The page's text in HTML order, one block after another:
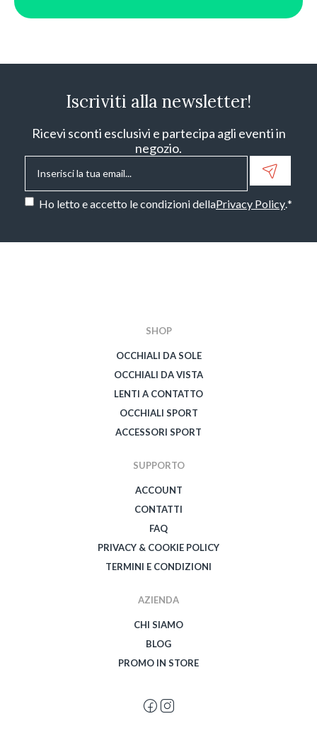
Iscriviti alla newsletter!
Ricevi sconti esclusivi e partecipa agli eventi in
negozio.
Email*
Consenso*
Ho letto e accetto le condizioni dellaPrivacy Policy*
SHOP
OCCHIALI DA SOLE
OCCHIALI DA VISTA
LENTI A CONTATTO
OCCHIALI SPORT
ACCESSORI SPORT
SUPPORTO
ACCOUNT
CONTATTI
FAQ
PRIVACY & COOKIE POLICY
TERMINI E CONDIZIONI
AZIENDA
CHI SIAMO
BLOG
PROMO IN STORE